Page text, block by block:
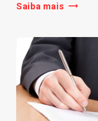
Saiba mais